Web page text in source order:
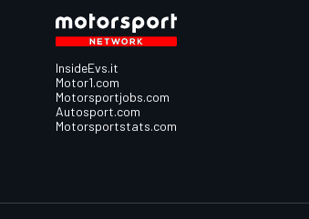
InsideEvs.it
Motor1.com
Motorsportjobs.com
Autosport.com
Motorsportstats.com